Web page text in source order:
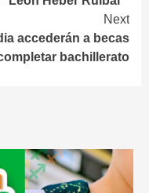
Next
accederán a becas
bachillerato